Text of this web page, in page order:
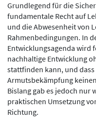
Grundlegend für die
fundamentale Recht auf
und die Abwesenheit von
Rahmenbedingungen. In
Entwicklungsagenda wird
nachhaltige Entwicklung
stattfinden kann, und
Armutsbekämpfung
Bislang gab es jedoch nur
praktischen Umsetzung
Richtung.